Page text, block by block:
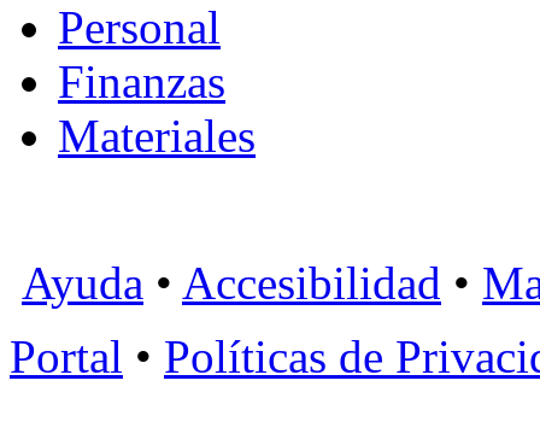
Personal
Finanzas
Materiales
Ayuda • Accesibilidad •
Portal • Políticas de